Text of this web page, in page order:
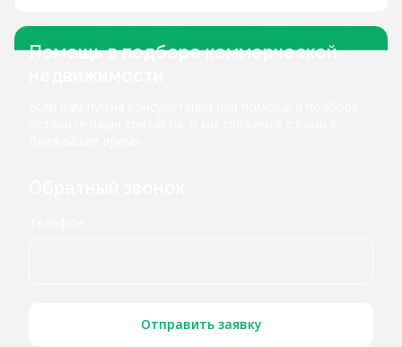
Помощь в подборе коммерческой
Отправить заявку